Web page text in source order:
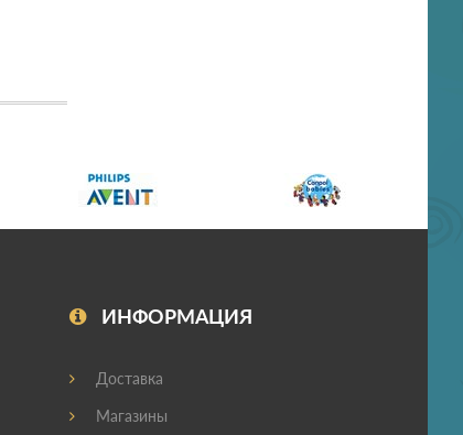
ИНФОРМАЦИЯ
Доставка
Магазины